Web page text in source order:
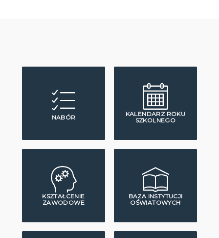
NABÓR
KALENDARZ ROKU
SZKOLNEGO
KSZTAŁCENIE
ZAWODOWE
BAZA INSTYTUCJI
OŚWIATOWYCH